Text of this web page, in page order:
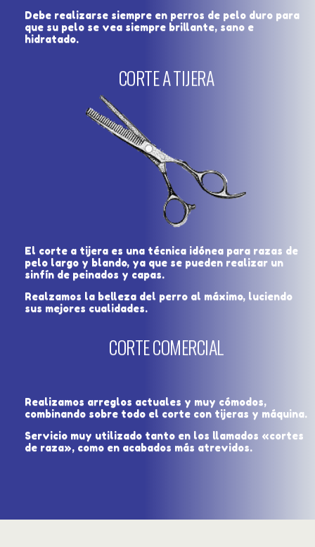
Debe realizarse siempre en perros de pelo duro para
que su pelo se vea siempre brillante, sano e
hidratado.
CORTE A TIJERA
El corte a tijera es una técnica idónea para razas de
pelo largo y blando, ya que se pueden realizar un
sinfín de peinados y capas.
Realzamos la belleza del perro al máximo, luciendo
sus mejores cualidades.
CORTE COMERCIAL
Realizamos arreglos actuales y muy cómodos,
combinando sobre todo el corte con tijeras y máquina.
Servicio muy utilizado tanto en los llamados «cortes
de raza», como en acabados más atrevidos.